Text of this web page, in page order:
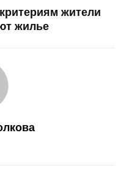
жители
жилье